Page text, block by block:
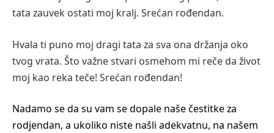
tata zauvek ostati moj kralj. Srećan rođendan.
Hvala ti puno moj dragi tata za sva ona držanja oko
tvog vrata. Što važne stvari osmehom mi reče da život
moj kao reka teče! Srećan rođendan!
Nadamo se da su vam se dopale naše čestitke za
rodjendan, a ukoliko niste našli adekvatnu, na našem